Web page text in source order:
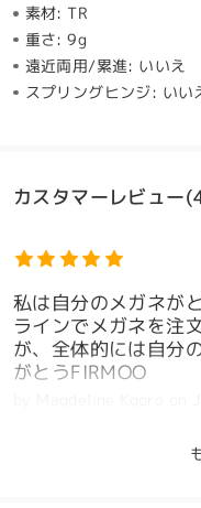
素材:TR
重さ:9g
遠近両用/累進: いいえ
スプリングヒンジ: いい
カスタマーレビュー
私は自分のメガネが
ラインでメガネを注
が、全体的には自分
がとうFIRMOO